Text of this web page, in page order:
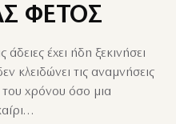
ΦΕΤΟΣ
έχει ήδη ξεκινήσει
κλειδώνει τις αναμνήσεις
χρόνου όσο μια